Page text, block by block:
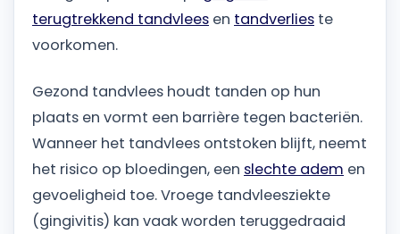
terugtrekkend tandvlees en tandverlies te
voorkomen.
Gezond tandvlees houdt tanden op hun
plaats en vormt een barrière tegen bacteriën.
Wanneer het tandvlees ontstoken blijft, neemt
het risico op bloedingen, een slechte adem en
gevoeligheid toe. Vroege tandvleesziekte
(gingivitis) kan vaak worden teruggedraaid